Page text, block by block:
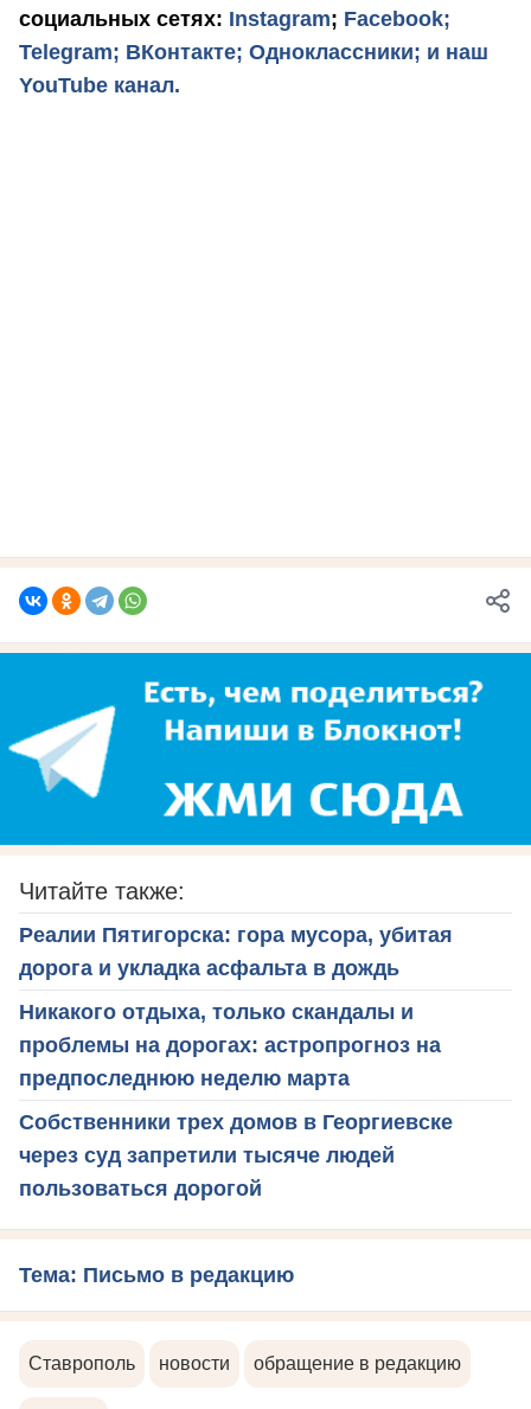
социальных сетях: Instagram; Facebook;
Telegram; ВКонтакте; Одноклассники; и наш
YouTube канал.
Читайте также:
Реалии Пятигорска: гора мусора, убитая
дорога и укладка асфальта в дождь
Никакого отдыха, только скандалы и
проблемы на дорогах: астропрогноз на
предпоследнюю неделю марта
Собственники трех домов в Георгиевске
через суд запретили тысяче людей
пользоваться дорогой
Тема: Письмо в редакцию
Ставрополь новости обращение в редакцию